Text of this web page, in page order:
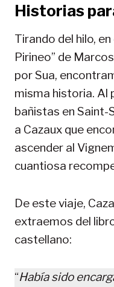
Historias
Tirando del hilo,
Pirineo” de
por Sua,
misma historia. Al
bañistas en Saint-
a Cazaux que
ascender al
cuantiosa
De este viaje,
extraemos del
castellano:
“Había sido